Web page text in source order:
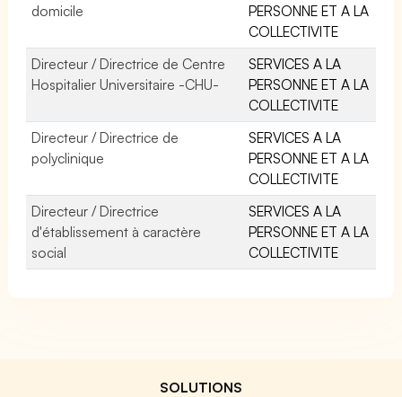
domicile
PERSONNE ET A LA
COLLECTIVITE
Directeur / Directrice de Centre
Hospitalier Universitaire -CHU-
SERVICES A LA
PERSONNE ET A LA
COLLECTIVITE
Directeur / Directrice de
polyclinique
SERVICES A LA
PERSONNE ET A LA
COLLECTIVITE
Directeur / Directrice
d'établissement à caractère
social
SERVICES A LA
PERSONNE ET A LA
COLLECTIVITE
SOLUTIONS